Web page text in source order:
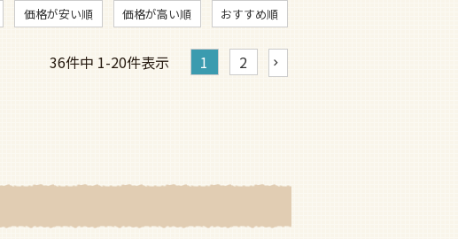
価格が安い順 価格が高い順 おすすめ順
36件中 1-20件表示 1 2